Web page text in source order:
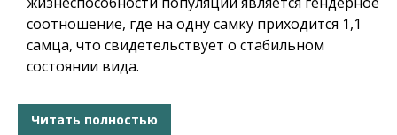
соотношение, где на одну самку приходится 1,1
самца, что свидетельствует о стабильном
состоянии вида.
Читать полностью